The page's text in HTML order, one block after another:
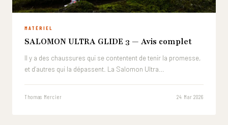
MATÉRIEL
SALOMON ULTRA GLIDE 3 — Avis complet
Il y a des chaussures qui se contentent de tenir la promesse,
et d’autres qui la dépassent. La Salomon Ultra…
Thomas Mercier 24 Mar 2026